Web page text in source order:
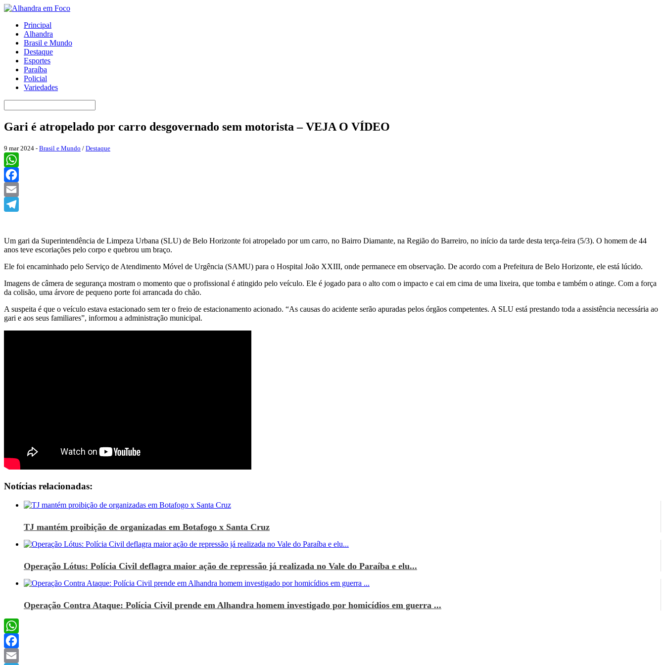
Principal
Alhandra
Brasil e Mundo
Destaque
Esportes
Paraíba
Policial
Variedades
Gari é atropelado por carro desgovernado sem motorista – VEJA O VÍDEO
9 mar 2024 - Brasil e Mundo / Destaque
WhatsApp
Facebook
Email
Um gari da Superintendência de Limpeza Urbana (SLU) de Belo Horizonte foi atropelado por um carro, no Bairro Diamante, na Região do Barreiro, no início da tarde desta terça-feira (5/3). O homem de 44
anos teve escoriações pelo corpo e quebrou um braço.
Ele foi encaminhado pelo Serviço de Atendimento Móvel de Urgência (SAMU) para o Hospital João XXIII, onde permanece em observação. De acordo com a Prefeitura de Belo Horizonte, ele está lúcido.
Imagens de câmera de segurança mostram o momento que o profissional é atingido pelo veículo. Ele é jogado para o alto com o impacto e cai em cima de uma lixeira, que tomba e também o atinge. Com a força
da colisão, uma árvore de pequeno porte foi arrancada do chão.
A suspeita é que o veículo estava estacionado sem ter o freio de estacionamento acionado. “As causas do acidente serão apuradas pelos órgãos competentes. A SLU está prestando toda a assistência necessária ao
gari e aos seus familiares”, informou a administração municipal.
Notícias relacionadas:
TJ mantém proibição de organizadas em Botafogo x Santa Cruz
Operação Lótus: Polícia Civil deflagra maior ação de repressão já realizada no Vale do Paraíba e elu...
Operação Contra Ataque: Polícia Civil prende em Alhandra homem investigado por homicídios em guerra ...
WhatsApp
Facebook